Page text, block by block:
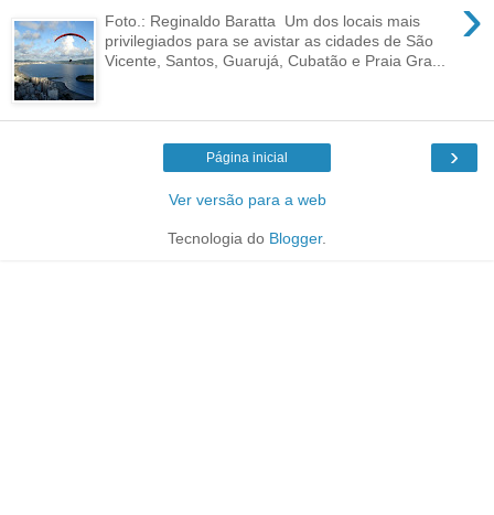
›
Foto.: Reginaldo Baratta Um dos locais mais
privilegiados para se avistar as cidades de São
Vicente, Santos, Guarujá, Cubatão e Praia Gra...
›
Página inicial
Ver versão para a web
Tecnologia do Blogger.